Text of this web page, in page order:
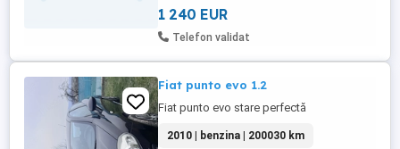
1 240 EUR
Telefon validat
Fiat punto evo 1.2
Fiat punto evo stare perfectă
2010 | benzina | 200030 km